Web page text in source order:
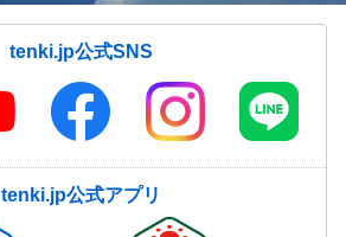
tenki.jp公式SNS
tenki.jp公式アプリ